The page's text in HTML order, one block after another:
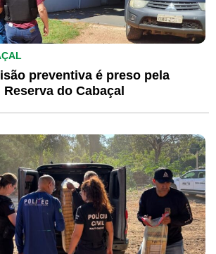
preventiva é preso pela
do Cabaçal